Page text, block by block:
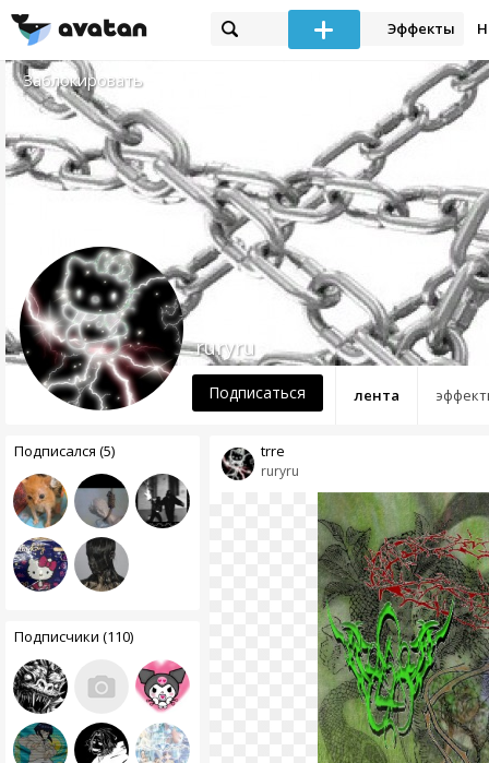
Эффекты
Заблокировать
лента
ruryru
Подписаться
Подписался (5)
Подписчики (110)
ruryru
trre